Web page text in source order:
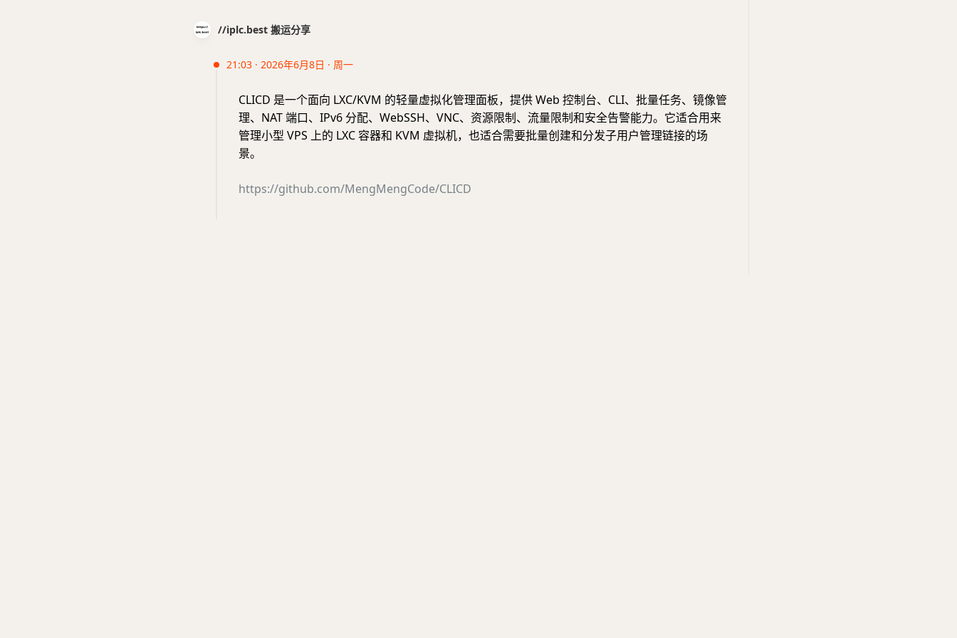
//iplc.best 搬运分享
21:03 · 2026年6月8日 · 周一
CLICD 是一个面向 LXC/KVM 的轻量虚拟化管理面板，提供 Web 控制台、CLI、批量任务、镜像管
理、NAT 端口、IPv6 分配、WebSSH、VNC、资源限制、流量限制和安全告警能力。它适合用来
管理小型 VPS 上的 LXC 容器和 KVM 虚拟机，也适合需要批量创建和分发子用户管理链接的场
景。
https://github.com/MengMengCode/CLICD